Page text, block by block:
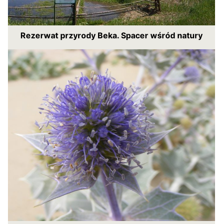
Rezerwat przyrody Beka. Spacer wśród natury